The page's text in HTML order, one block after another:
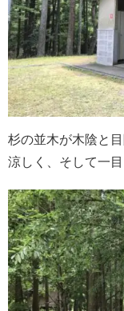
杉の並木が木陰と
涼しく、そして一